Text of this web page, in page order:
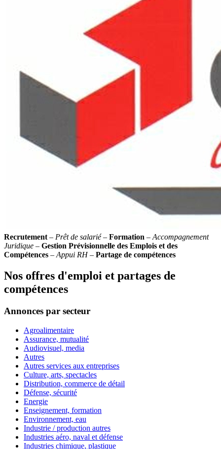
Recrutement – Prêt de salarié– Formation – Accompagnement
Juridique – Gestion Prévisionnelle des Emplois et des
Compétences – Appui RH– Partage de compétences
Nos offres d'emploi et partages de
compétences
Annonces par secteur
Agroalimentaire
Assurance, mutualité
Audiovisuel, media
Autres
Autres services aux entreprises
Culture, arts, spectacles
Distribution, commerce de détail
Défense, sécurité
Energie
Enseignement, formation
Environnement, eau
Industrie / production autres
Industries aéro, naval et défense
Industries chimique, plastique